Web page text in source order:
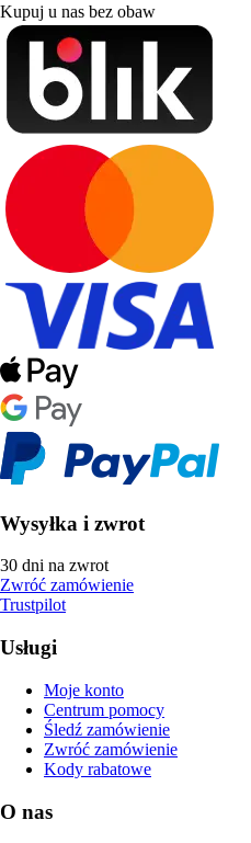
Kupuj u nas bez obaw
Wysyłka i zwrot
30 dni na zwrot
Zwróć zamówienie
Trustpilot
Usługi
Moje konto
Centrum pomocy
Śledź zamówienie
Zwróć zamówienie
Kody rabatowe
O nas